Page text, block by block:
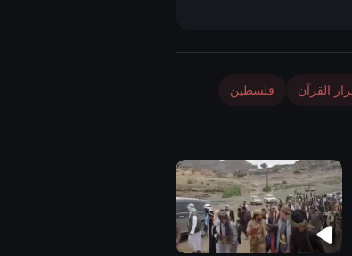
القرآن فلسطين